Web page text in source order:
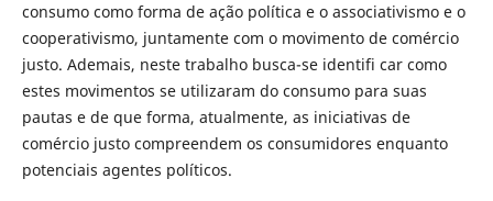
consumo como forma de ação política e o associativismo e o
cooperativismo, juntamente com o movimento de comércio
justo. Ademais, neste trabalho busca-se identifi car como
estes movimentos se utilizaram do consumo para suas
pautas e de que forma, atualmente, as iniciativas de
comércio justo compreendem os consumidores enquanto
potenciais agentes políticos.